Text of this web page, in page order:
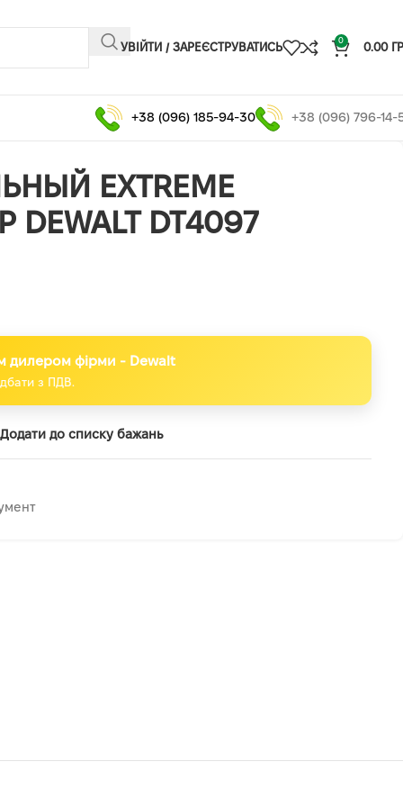
УВІЙТИ / ЗАРЕЄСТРУВАТИСЬ
0
0.00
+38 (096) 185-94-30 +38 (096) 796-14-
EXTREME
DEWALT DT4097
дилером фірми - Dewalt
з ПДВ.
Додати до списку бажань